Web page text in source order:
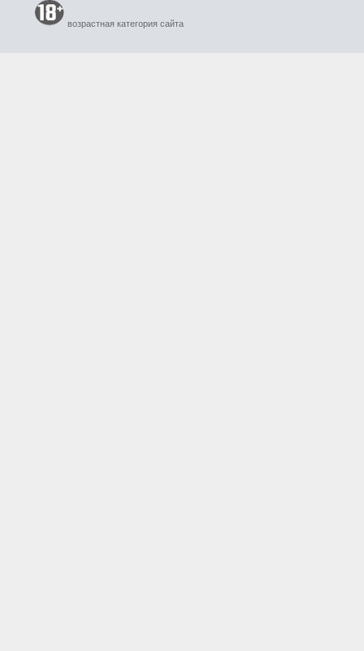
возрастная категория сайта